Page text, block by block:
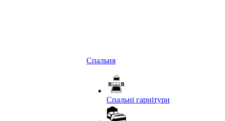
Спальня
Спальні гарнітури